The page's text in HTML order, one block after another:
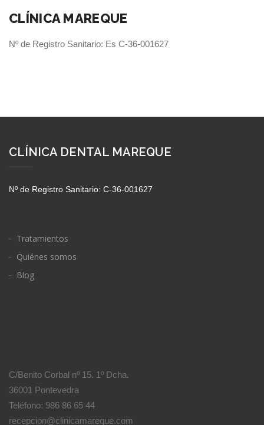
CLÍNICA MAREQUE
Nº de Registro Sanitario: Es C-36-001627
CLÍNICA DENTAL MAREQUE
Nº de Registro Sanitario: C-36-001627
Tratamientos
Quiénes somos
Blog
C/Benito Corbal nº 15. 1º Dcha.
36001 Pontevedra
Teléfono: 986 86 65 44
recepcion@clinicamareque.com